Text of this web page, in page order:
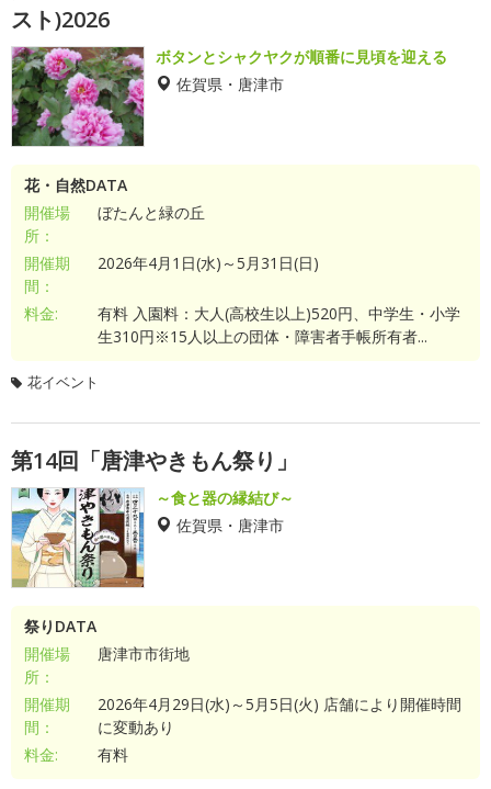
スト)2026
ボタンとシャクヤクが順番に見頃を迎える
佐賀県・唐津市
花・自然DATA
開催場
所：
ぼたんと緑の丘
開催期
間：
2026年4月1日(水)～5月31日(日)
料金:
有料 入園料：大人(高校生以上)520円、中学生・小学
生310円※15人以上の団体・障害者手帳所有者...
花イベント
第14回「唐津やきもん祭り」
～食と器の縁結び～
佐賀県・唐津市
祭りDATA
開催場
所：
唐津市市街地
開催期
間：
2026年4月29日(水)～5月5日(火) 店舗により開催時間
に変動あり
料金:
有料